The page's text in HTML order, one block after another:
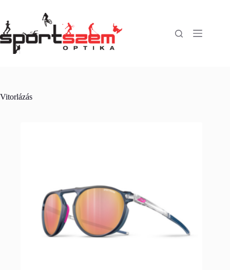
Vitorlázás